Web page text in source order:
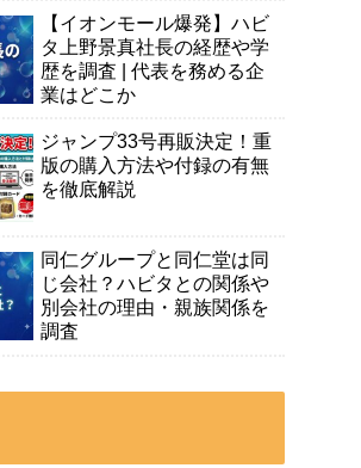
【イオンモール爆発】ハビ
タ上野景真社長の経歴や学
歴を調査 | 代表を務める企
業はどこか
ジャンプ33号再販決定！重
版の購入方法や付録の有無
を徹底解説
同仁グループと同仁堂は同
じ会社？ハビタとの関係や
別会社の理由・親族関係を
調査